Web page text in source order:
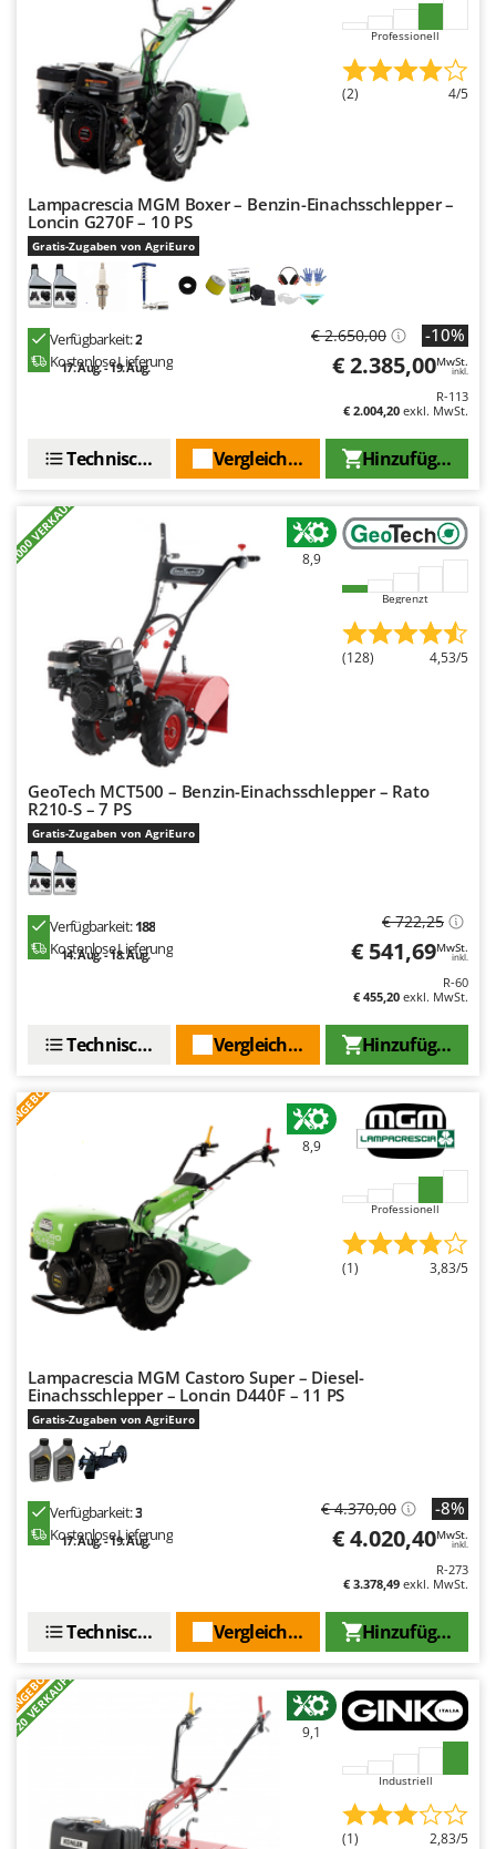
Wiper EcoRobot
Wolf Garten
Wortex
Worx
Y Yard Force
Z
Zanon
Zephir
ZGrills
Zodiac
Professionell
(2) 4/5
Lampacrescia MGM Boxer – Benzin-Einachsschlepper –
Loncin G270F – 10 PS
Gratis-Zugaben von AgriEuro
Verfügbarkeit:2
Kostenlose Lieferung
17. Aug. - 19. Aug.
€ 2.650,00 -10%
€ 2.385,00MwSt.
inkl.
R-113
€ 2.004,20 exkl. MwSt.
Hinzufügen
Vergleichen Sie
Technische Daten
+1000 VERKAUFT 8,9
Begrenzt
(128) 4,53/5
GeoTech MCT500 – Benzin-Einachsschlepper – Rato
R210-S – 7 PS
Gratis-Zugaben von AgriEuro
Verfügbarkeit:188
Kostenlose Lieferung
14. Aug. - 18. Aug.
€ 722,25
€ 541,69MwSt.
inkl.
R-60
€ 455,20 exkl. MwSt.
Hinzufügen
Vergleichen Sie
Technische Daten
ANGEBOT
8,9
Professionell
(1) 3,83/5
Lampacrescia MGM Castoro Super – Diesel-
Einachsschlepper – Loncin D440F – 11 PS
Gratis-Zugaben von AgriEuro
Verfügbarkeit:3
Kostenlose Lieferung
17. Aug. - 19. Aug.
€ 4.370,00 -8%
€ 4.020,40MwSt.
inkl.
R-273
€ 3.378,49 exkl. MwSt.
Hinzufügen
Vergleichen Sie
Technische Daten
ANGEBOT
+20 VERKAUFT 9,1
Industriell
(1) 2,83/5